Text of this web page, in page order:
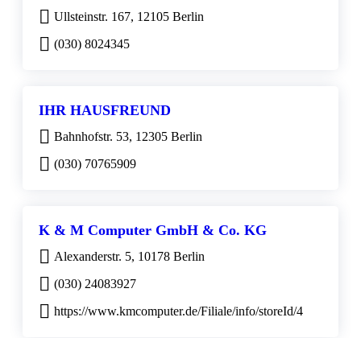
Ullsteinstr. 167, 12105 Berlin
(030) 8024345
IHR HAUSFREUND
Bahnhofstr. 53, 12305 Berlin
(030) 70765909
K & M Computer GmbH & Co. KG
Alexanderstr. 5, 10178 Berlin
(030) 24083927
https://www.kmcomputer.de/Filiale/info/storeId/4